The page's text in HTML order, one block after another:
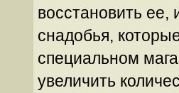
восстановить ее,
снадобья,
специальном
увеличить